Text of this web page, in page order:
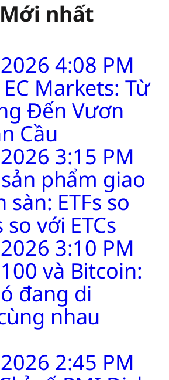
nhất
4:08 PM
Markets: Từ
Đến Vươn
Cầu
3:15 PM
phẩm giao
ETFs so
so với ETCs
3:10 PM
và Bitcoin:
đang di
nhau
2:45 PM